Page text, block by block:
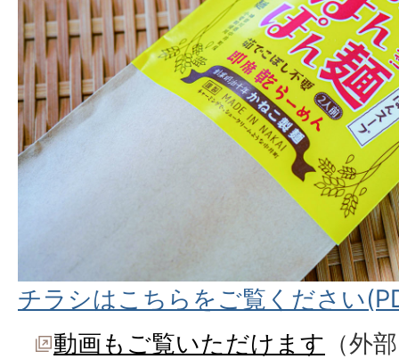
チラシはこちらをご覧ください
動画もご覧いただけます （外